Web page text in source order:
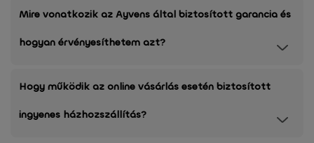
Mire vonatkozik az Ayvens által biztosított garancia és
hogyan érvényesíthetem azt?
Hogy működik az online vásárlás esetén biztosított
ingyenes házhozszállítás?